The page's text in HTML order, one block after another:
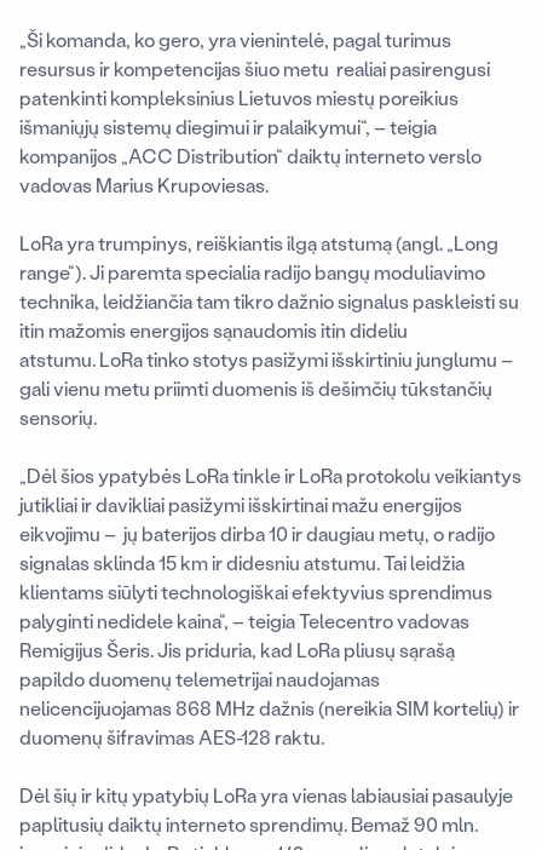
„Ši komanda, ko gero, yra vienintelė, pagal turimus
resursus ir kompetencijas šiuo metu realiai pasirengusi
patenkinti kompleksinius Lietuvos miestų poreikius
išmaniųjų sistemų diegimui ir palaikymui“, – teigia
kompanijos „ACC Distribution“ daiktų interneto verslo
vadovas Marius Krupoviesas.
LoRa yra trumpinys, reiškiantis ilgą atstumą (angl. „Long
range“). Ji paremta specialia radijo bangų moduliavimo
technika, leidžiančia tam tikro dažnio signalus paskleisti su
itin mažomis energijos sąnaudomis itin dideliu
atstumu. LoRa tinko stotys pasižymi išskirtiniu junglumu –
gali vienu metu priimti duomenis iš dešimčių tūkstančių
sensorių.
„Dėl šios ypatybės LoRa tinkle ir LoRa protokolu veikiantys
jutikliai ir davikliai pasižymi išskirtinai mažu energijos
eikvojimu – jų baterijos dirba 10 ir daugiau metų, o radijo
signalas sklinda 15 km ir didesniu atstumu. Tai leidžia
klientams siūlyti technologiškai efektyvius sprendimus
palyginti nedidele kaina“, – teigia Telecentro vadovas
Remigijus Šeris. Jis priduria, kad LoRa pliusų sąrašą
papildo duomenų telemetrijai naudojamas
nelicencijuojamas 868 MHz dažnis (nereikia SIM kortelių) ir
duomenų šifravimas AES-128 raktu.
Dėl šių ir kitų ypatybių LoRa yra vienas labiausiai pasaulyje
paplitusių daiktų interneto sprendimų. Bemaž 90 mln.